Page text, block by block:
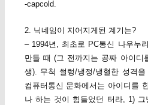
-capcold.
2. 닉네임이 지어지게된 계기는?
– 1994년, 최초로 PC통신 나우누
만들 때 (그 전까지는 공짜 아이디
생). 무척 썰렁/냉정/냉혈한 성격
컴퓨터통신 문화에서는 아이디를
나 하는 것이 힘들었던 터라, 1)